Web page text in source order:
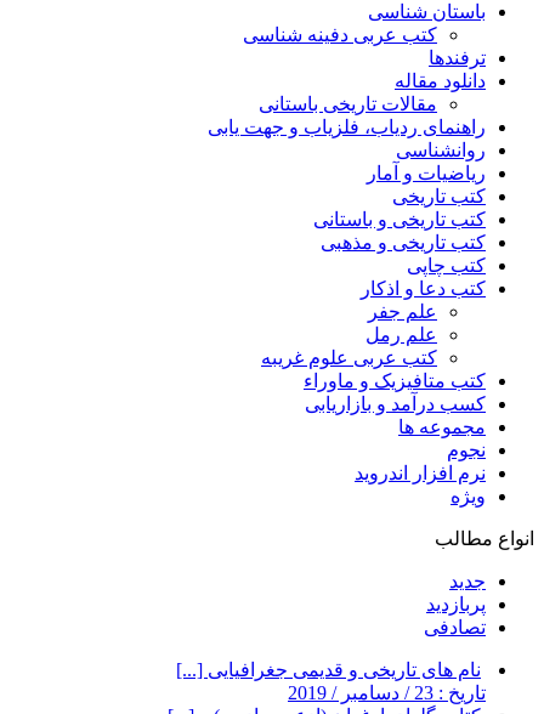
باستان شناسی
کتب عربی دفینه شناسی
ترفندها
دانلود مقاله
مقالات تاریخی باستانی
راهنمای ردیاب، فلزیاب و جهت یابی
روانشناسی
ریاضیات و آمار
کتب تاریخی
کتب تاریخی و باستانی
کتب تاریخی و مذهبی
کتب چاپی
کتب دعا و اذکار
علم جفر
علم رمل
کتب عربی علوم غریبه
کتب متافیزیک و ماوراء
کسب درآمد و بازاریابی
مجموعه ها
نجوم
نرم افزار اندروید
ویژه
انواع مطالب
جدید
پربازدید
تصادفی
نام های تاریخی و قدیمی جغرافیایی [...]
تاریخ : 23 / دسامبر / 2019